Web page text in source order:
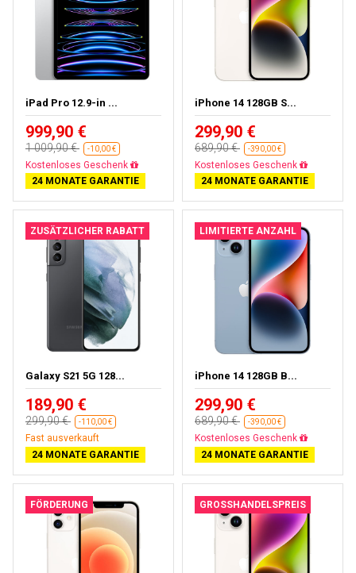
iPad Pro 12.9-in ...
999,90 €
1 009,90 € -10,00 €
Fast ausverkauft
24 MONATE GARANTIE
iPhone 14 128GB S...
299,90 €
689,90 € -390,00 €
Gratisversand
24 MONATE GARANTIE
ZUSÄTZLICHER RABATT
Galaxy S21 5G 128...
189,90 €
299,90 € -110,00 €
Fast ausverkauft
24 MONATE GARANTIE
LIMITIERTE ANZAHL
iPhone 14 128GB B...
299,90 €
689,90 € -390,00 €
Gratisversand
24 MONATE GARANTIE
FÖRDERUNG GROSSHANDELSPREIS